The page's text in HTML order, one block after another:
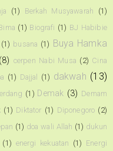
(1) Berkah Musyawarah
(1)
(1) Biografi (1) BJ Habibie
(1) busana (1) Buya Hamka
(8) cerpen Nabi Musa (2) Cina
(1) Dajjal (1) dakwah (13)
(1) Demak (3) Demam
(1) Diktator (1) Diponegoro (2)
(1) doa wali Allah (1) dukun
(1) energi kekuatan (1) Energi